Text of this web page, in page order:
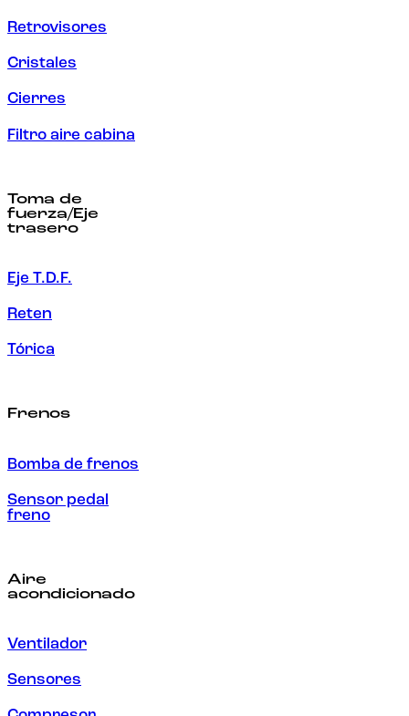
Retrovisores
Cristales
Cierres
Filtro aire cabina
Toma de
fuerza/Eje
trasero
Eje T.D.F.
Reten
Tórica
Frenos
Bomba de frenos
Sensor pedal
freno
Aire
acondicionado
Ventilador
Sensores